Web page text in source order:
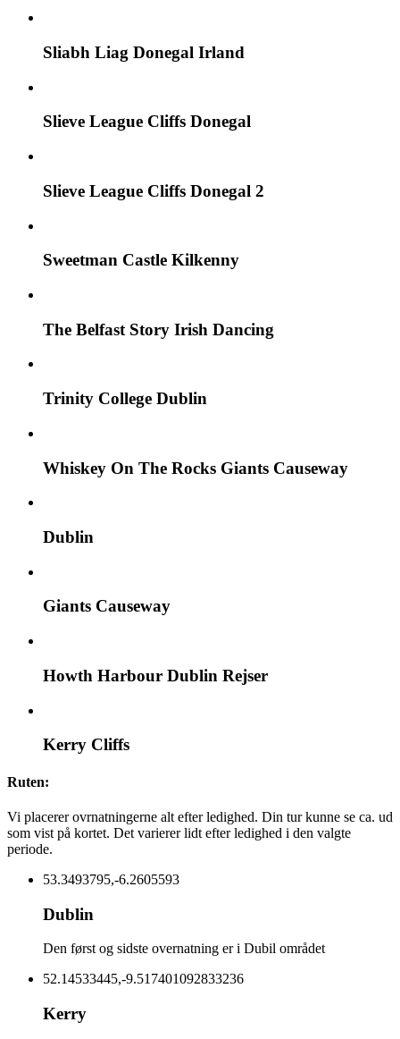
Sliabh Liag Donegal Irland
Slieve League Cliffs Donegal
Slieve League Cliffs Donegal 2
Sweetman Castle Kilkenny
The Belfast Story Irish Dancing
Trinity College Dublin
Whiskey On The Rocks Giants Causeway
Dublin
Giants Causeway
Howth Harbour Dublin Rejser
Kerry Cliffs
Ruten:
Vi placerer ovrnatningerne alt efter ledighed. Din tur kunne se ca. ud
som vist på kortet. Det varierer lidt efter ledighed i den valgte
periode.
53.3493795,-6.2605593
Dublin
Den først og sidste overnatning er i Dubil området
52.14533445,-9.517401092833236
Kerry